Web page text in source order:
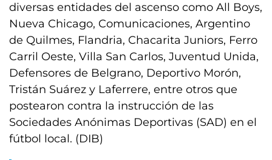
diversas entidades del ascenso como All Boys,
Nueva Chicago, Comunicaciones, Argentino
de Quilmes, Flandria, Chacarita Juniors, Ferro
Carril Oeste, Villa San Carlos, Juventud Unida,
Defensores de Belgrano, Deportivo Morón,
Tristán Suárez y Laferrere, entre otros que
postearon contra la instrucción de las
Sociedades Anónimas Deportivas (SAD) en el
fútbol local. (DIB)